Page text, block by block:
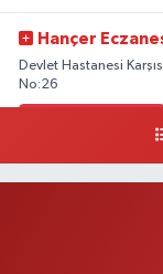
Hançer
Devlet Hastanesi
No:26